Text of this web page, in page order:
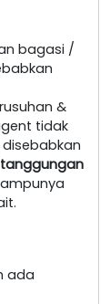
bagasi /
&
tidak
tanggungan
ada